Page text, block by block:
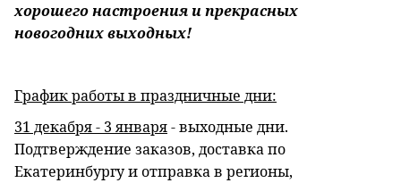
хорошего настроения и прекрасных
новогодних выходных!
График работы в праздничные дни:
31 декабря - 3 января- выходные дни.
Подтверждение заказов, доставка по
Екатеринбургу и отправка в регионы,